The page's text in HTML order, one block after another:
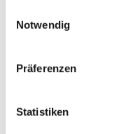
Notwendig
Präferenzen
Statistiken
Pfarrei Hl.